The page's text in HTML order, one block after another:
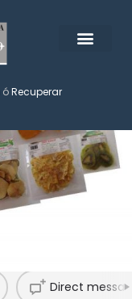
óRecuperar
Direct